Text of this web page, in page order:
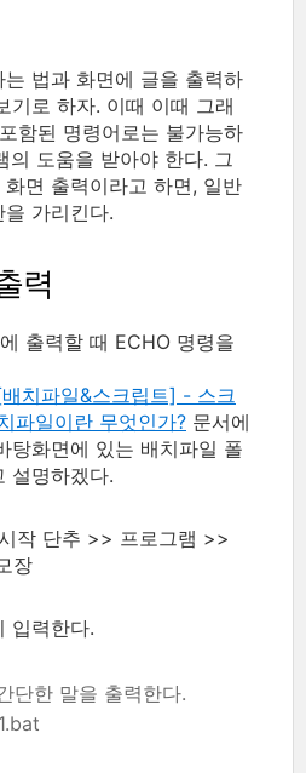
법과 화면에 글을 출력하
기로 하자. 이때 이때 그래
함된 명령어로는 불가능하
의 도움을 받아야 한다. 그
면 출력이라고 하면, 일반
가리킨다.
력
출력할 때 ECHO 명령을
치파일&스크립트] - 스크
파일이란 무엇인가? 문서에
탕화면에 있는 배치파일 폴
설명하겠다.
작 단추 >> 프로그램 >>
장
입력한다.
단한 말을 출력한다.